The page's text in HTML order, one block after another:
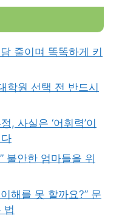
줄이며 똑똑하게 키
학원 선택 전 반드시
, 사실은 ‘어휘력’이
불안한 엄마들을 위
해를 못 할까요?” 문
법